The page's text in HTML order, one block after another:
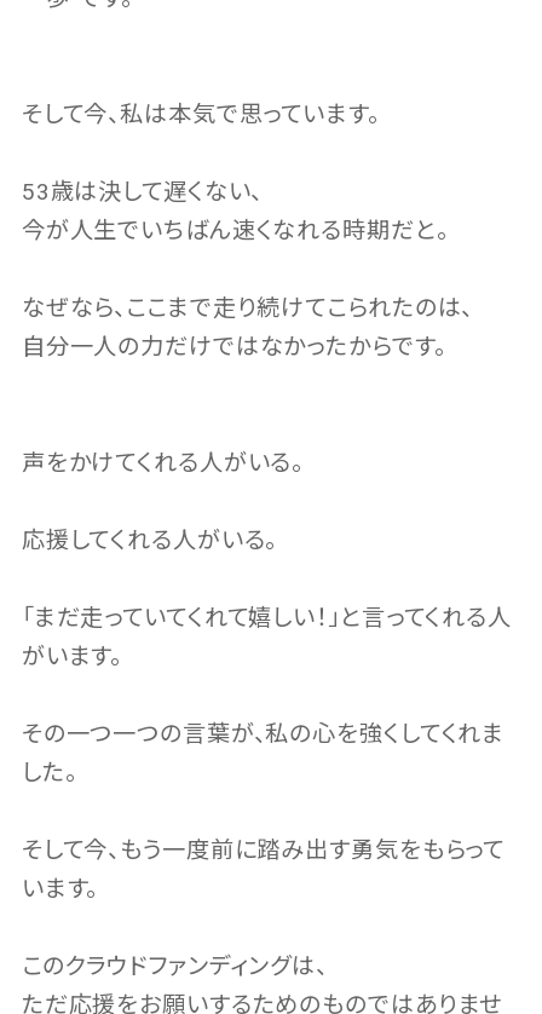
そして今、私は本気で思っています。
53歳は決して遅くない、
今が人生でいちばん速くなれる時期だと。
なぜなら、ここまで走り続けてこられたのは、
自分一人の力だけではなかったからです。
声をかけてくれる人がいる。
応援してくれる人がいる。
「まだ走っていてくれて嬉しい！」と言ってくれる人
がいます。
その一つ一つの言葉が、私の心を強くしてくれま
した。
そして今、もう一度前に踏み出す勇気をもらって
います。
このクラウドファンディングは、
ただ応援をお願いするためのものではありませ